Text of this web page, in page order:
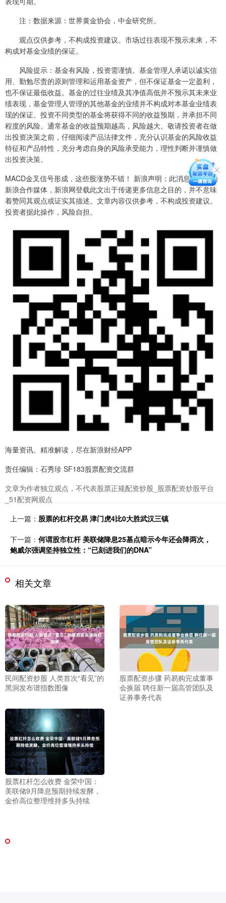
注：数据来源：世界黄金协会，中金研究所。
观点仅供参考，不构成投资建议。市场过往表现不预示未来，不
构成对基金业绩的保证。
风险提示：基金有风险，投资需谨慎。基金管理人承诺以诚实信
用、勤勉尽责的原则管理和运用基金资产，但不保证基金一定盈利，
也不保证最低收益。基金的过往业绩及其净值高低并不预示其未来业
绩表现，基金管理人管理的其他基金的业绩并不构成对本基金业绩表
现的保证。投资不同类型的基金将获得不同的收益预期，并承担不同
程度的风险。通常基金的收益预期越高，风险越大。敬请投资者在做
出投资决策之前，仔细阅读产品法律文件，充分认识基金的风险收益
特征和产品特性，充分考虑自身的风险承受能力，理性判断并谨慎做
出投资决策。
MACD金叉信号形成，这些股涨势不错！ 新浪声明：此消息系转载自
新浪合作媒体，新浪网登载此文出于传递更多信息之目的，并不意味
着赞同其观点或证实其描述。文章内容仅供参考，不构成投资建议。
投资者据此操作，风险自担。
海量资讯、精准解读，尽在新浪财经APP
责任编辑：石秀珍 SF183股票配资交流群
文章为作者独立观点，不代表股票正规配资炒股_股票配资炒股平台
_51配资网观点
上一篇： 股票的杠杆交易 津门虎4比0大胜武汉三镇
下一篇： 何谓股市杠杆 美联储降息25基点暗示今年还会降两次，
鲍威尔强调坚持独立性：“已刻进我们的DNA”
相关文章
民间配资炒股 人类首次“看见”的
黑洞发布谱指数图像
股票配资步骤 药易购完成董事
会换届 聘任新一届高管团队及
证券事务代表
股票杠杆怎么收费 金荣中国：
美联储9月降息预期持续发酵，
金价高位整理维持多头持续